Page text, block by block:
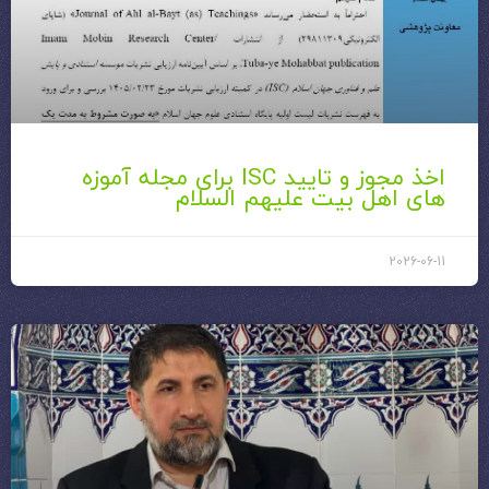
اخذ مجوز و تایید ISC برای مجله آموزه
های اهل بیت علیهم السلام
2026-06-11